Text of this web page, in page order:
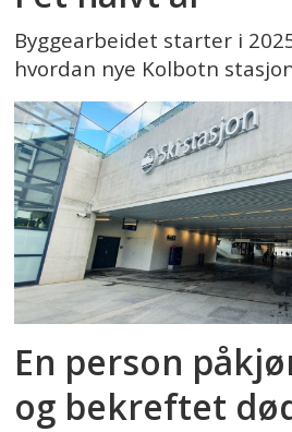
Byggearbeidet starter i
hvordan nye Kolbotn
En person
og bekreftet